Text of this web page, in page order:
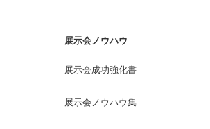
展示会ノウハウ
展示会成功強化書
展示会ノウハウ集